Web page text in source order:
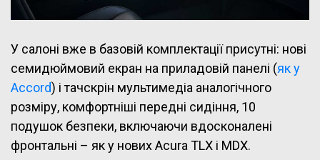
У салоні вже в базовій комплектації присутні: нові
семидюймовий екран на приладовій панелі (як у
Accord) і тачскрін мультимедіа аналогічного
розміру, комфортніші передні сидіння, 10
подушок безпеки, включаючи вдосконалені
фронтальні – як у нових Acura TLX і MDX.